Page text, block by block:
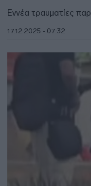
Εννέα τραυματίες
17.12.2025 - 07:32